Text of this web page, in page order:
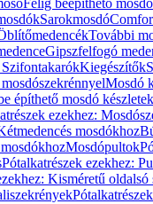
Félig beépíthető
Sarokmosdó
További
Gipszfelfogó
SzifontakarókKiegészítők
Mosdó
építhető mosdó
ezekhez:
mosdókhoz
Mosdópultok
Pótalkatrészek ezekhez:
Kisméretű oldalsó